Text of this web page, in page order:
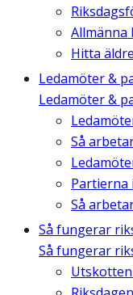
Allmänna
Hitta
Ledamöter &
Ledamöter &
Så
Partierna
Så
Så fungerar
Så fungerar